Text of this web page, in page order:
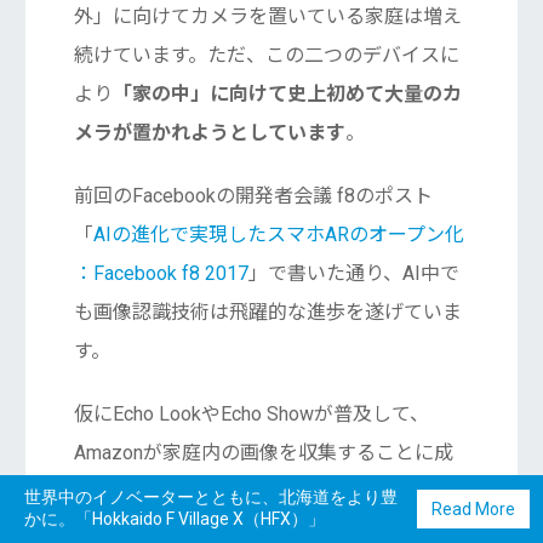
外」に向けてカメラを置いている家庭は増え
続けています。ただ、この二つのデバイスに
より
「家の中」に向けて史上初めて大量のカ
メラが置かれようとしています。
前回のFacebookの開発者会議 f8のポスト
「 AIの進化で実現したスマホARのオープン化
：Facebook f8 2017」で書いた通り、AI中で
も画像認識技術は飛躍的な進歩を遂げていま
す。
仮にEcho LookやEcho Showが普及して、
Amazonが家庭内の画像を収集することに成
功すれば、リコメンド、PB開発、在庫最適
化、などなど無限にあるでしょう。
世界中のイノベーターとともに、北海道をより豊
かに。「Hokkaido F Village X（HFX）」
Read More